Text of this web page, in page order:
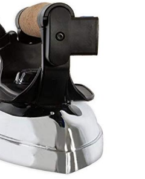
chambres à vapeur
de la plaque du fer,
conçue et brevetée
par LELIT, canalise la
vapeur de la
chaudière dans un
parcours obligatoire,
libérant une vapeur
sèche et puissante
pour un repassage
rapide, sans
endommager les
vêtements TRIPLE
SYSTÈME DE SÉCURITÉ: